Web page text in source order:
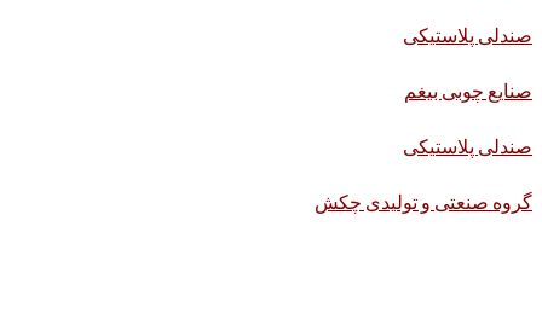
صندلی پلاستیکی
صنایع چوبی بیغم
صندلی پلاستیکی
گروه صنعتی و تولیدی چکش